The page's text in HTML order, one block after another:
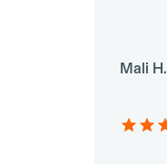
Mali H.